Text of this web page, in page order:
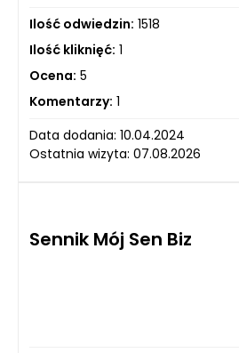
Ilość odwiedzin: 1518
Ilość kliknięć: 1
Ocena: 5
Komentarzy: 1
Data dodania: 10.04.2024
Ostatnia wizyta: 07.08.2026
Sennik Mój Sen Biz